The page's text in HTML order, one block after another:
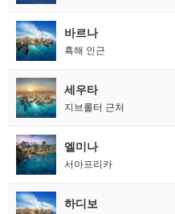
바르나
흑해 인근
세우타
지브롤터 근처
엘미나
서아프리카
하디보